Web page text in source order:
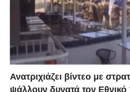
Ανατριχιάζει βίντεο με
ψάλλουν δυνατά τον